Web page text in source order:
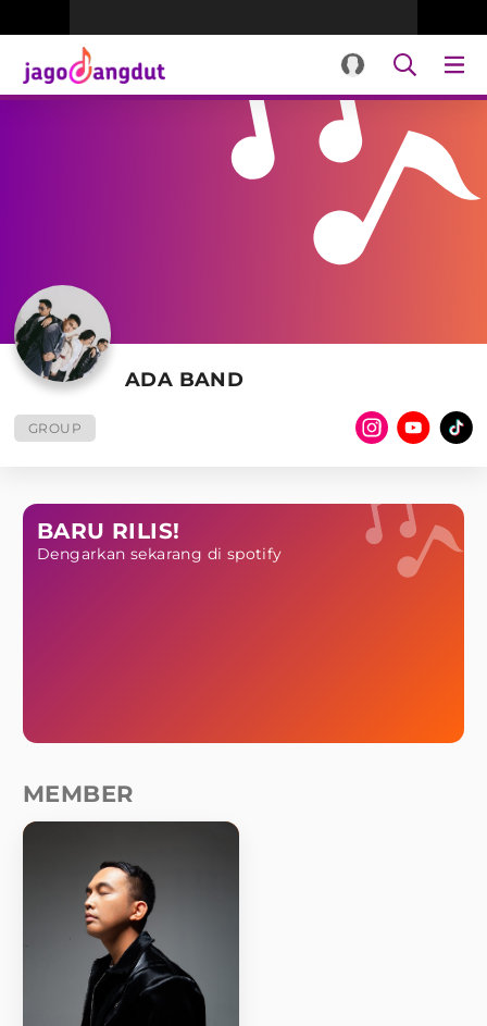
ADA BAND
GROUP
BARU RILIS!
Dengarkan sekarang di spotify
MEMBER